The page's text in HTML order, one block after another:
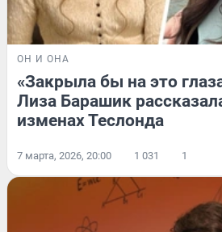
ОН И ОНА
«Закрыла бы на это
Лиза Барашик
изменах Теслонда
7 марта, 2026, 20:00 1 031 1